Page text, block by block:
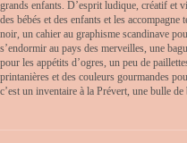
grands enfants. D’esprit ludique, créatif et
des bébés et des enfants et les
noir, un cahier au graphisme scandinave
s’endormir au pays des merveilles, une
pour les appétits d’ogres, un peu de
printanières et des couleurs gourmandes
c’est un inventaire à la Prévert, une bulle